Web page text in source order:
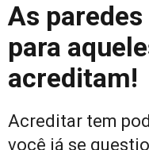
As
para
acreditam!
Acreditar tem
você já se